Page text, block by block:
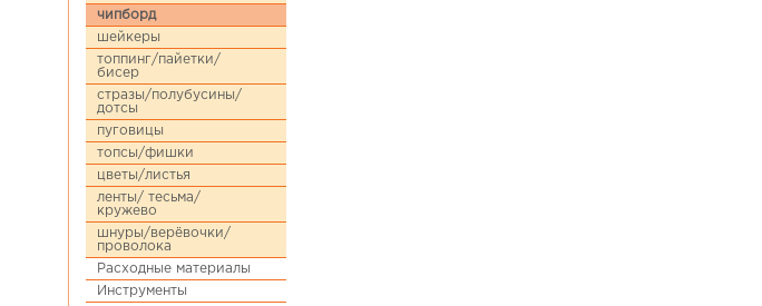
чипборд
шейкеры
топпинг/пайетки/
бисер
стразы/полубусины/
дотсы
пуговицы
топсы/фишки
цветы/листья
ленты/ тесьма/
кружево
шнуры/верёвочки/
проволока
Расходные материалы
Инструменты